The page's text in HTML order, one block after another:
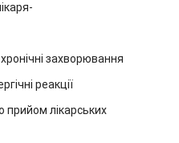
захворювання
реакції
прийом лікарських